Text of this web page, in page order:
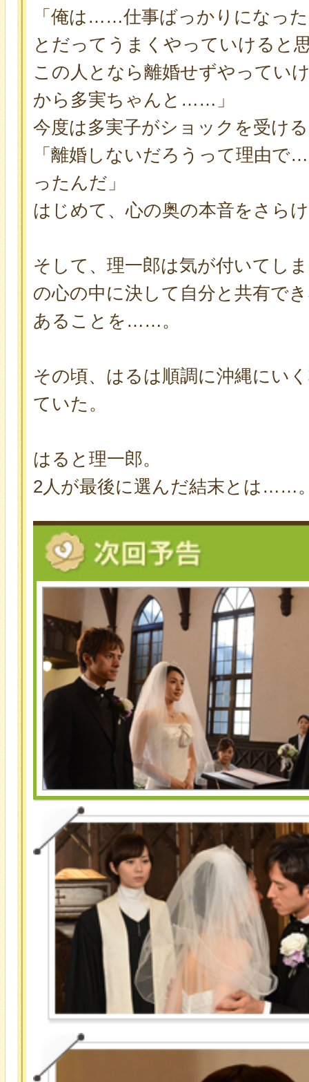
「俺は……仕事ばっかりになっ
とだってうまくやっていけると
この人となら離婚せずやってい
から多実ちゃんと……」
今度は多実子がショックを受け
「離婚しないだろうって理由
ったんだ」
はじめて、心の奥の本音をさら
そして、理一郎は気が付いてし
の心の中に決して自分と共有で
あることを……。
その頃、はるは順調に沖縄にい
ていた。
はると理一郎。
2人が最後に選んだ結末とは……